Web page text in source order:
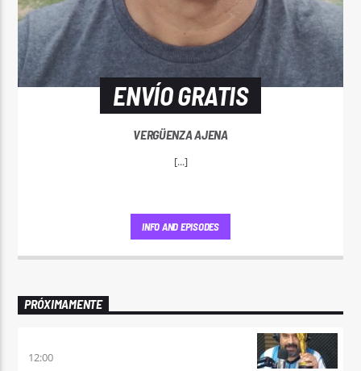
ENVÍO GRATIS
VERGÜENZA AJENA
[...]
INFO AND EPISODES
PRÓXIMAMENTE
12:00